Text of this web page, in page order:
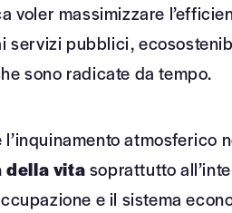
voler massimizzare
servizi pubblici,
sono radicate da tempo.
atmosferico
della vitasoprattutto
e il sistema